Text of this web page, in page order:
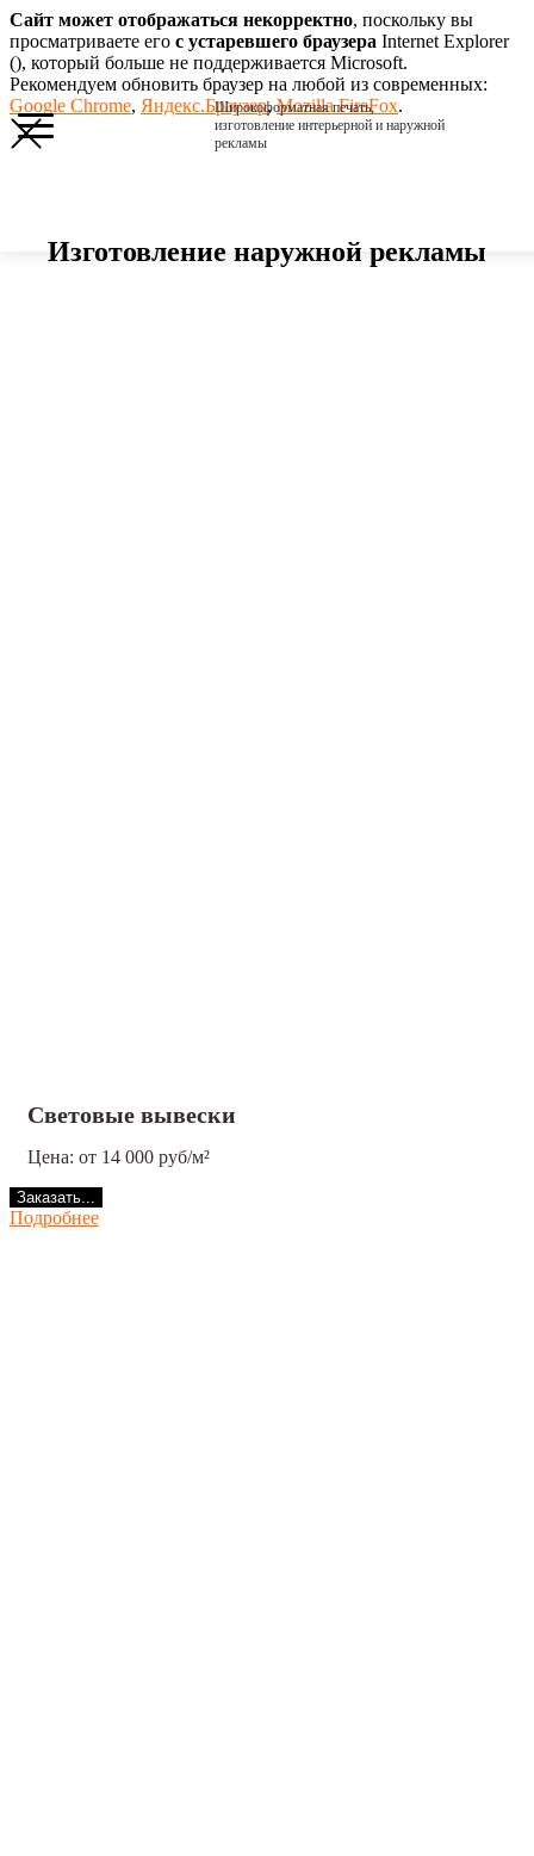
Сайт может отображаться некорректно, поскольку вы
просматриваете его с устаревшего браузера Internet Explorer
(), который больше не поддерживается Microsoft.
Рекомендуем обновить браузер на любой из современных:
Google Chrome, Яндекс.Браузер,Mozilla FireFox.
Широкоформатная печать,
изготовление интерьерной и наружной
рекламы
Изготовление наружной рекламы
Световые вывески
Цена: от 14 000 руб/м²
Заказать...
Подробнее